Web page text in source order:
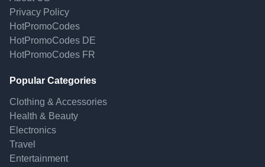
Privacy Policy
HotPromoCodes
HotPromoCodes DE
HotPromoCodes FR
Popular Categories
Clothing & Accessories
Health & Beauty
Electronics
Travel
Entertainment